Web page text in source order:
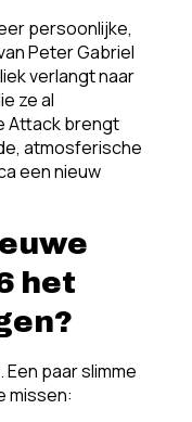
persoonlijke,
Peter Gabriel
verlangt naar
ze al
Attack brengt
atmosferische
een nieuw
het
paar slimme
missen: